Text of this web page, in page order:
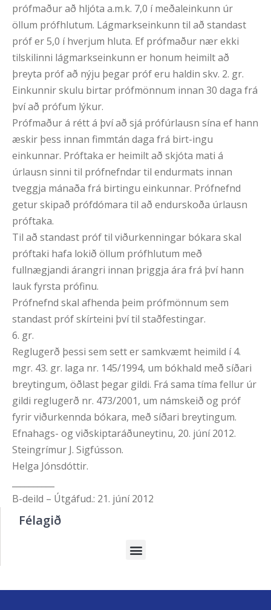
prófmaður að hljóta a.m.k. 7,0 í meðaleinkunn úr
öllum prófhlutum. Lágmarkseinkunn til að standast
próf er 5,0 í hverjum hluta. Ef prófmaður nær ekki
tilskilinni lágmarkseinkunn er honum heimilt að
þreyta próf að nýju þegar próf eru haldin skv. 2. gr.
Einkunnir skulu birtar prófmönnum innan 30 daga frá
því að prófum lýkur.
Prófmaður á rétt á því að sjá prófúrlausn sína ef hann
æskir þess innan fimmtán daga frá birt-ingu
einkunnar. Próftaka er heimilt að skjóta mati á
úrlausn sinni til prófnefndar til endurmats innan
tveggja mánaða frá birtingu einkunnar. Prófnefnd
getur skipað prófdómara til að endurskoða úrlausn
próftaka.
Til að standast próf til viðurkenningar bókara skal
próftaki hafa lokið öllum prófhlutum með
fullnægjandi árangri innan þriggja ára frá því hann
lauk fyrsta prófinu.
Prófnefnd skal afhenda þeim prófmönnum sem
standast próf skírteini því til staðfestingar.
6. gr.
Reglugerð þessi sem sett er samkvæmt heimild í 4.
mgr. 43. gr. laga nr. 145/1994, um bókhald með síðari
breytingum, öðlast þegar gildi. Frá sama tíma fellur úr
gildi reglugerð nr. 473/2001, um námskeið og próf
fyrir viðurkennda bókara, með síðari breytingum.
Efnahags- og viðskiptaráðuneytinu, 20. júní 2012.
Steingrímur J. Sigfússon.
Helga Jónsdóttir.
B-deild – Útgáfud.: 21. júní 2012
Félagið